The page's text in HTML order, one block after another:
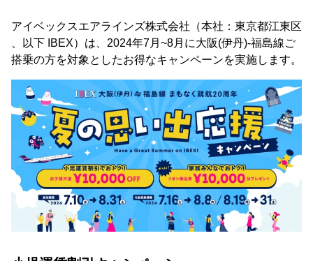
アイベックスエアラインズ株式会社（本社：東京都江東区
、以下 IBEX）は、2024年7月~8月に大阪(伊丹)-福島線ご
搭乗の方を対象としたお得なキャンペーンを実施します。